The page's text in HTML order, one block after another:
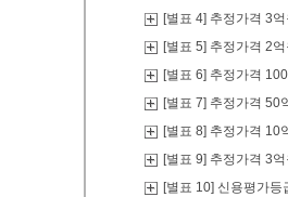
[별표 4] 추정가격 3
[별표 5] 추정가격 2
[별표 6] 추정가격
[별표 7] 추정가격 50
[별표 8] 추정가격 10
[별표 9] 추정가격 3
[별표 10] 신용평가